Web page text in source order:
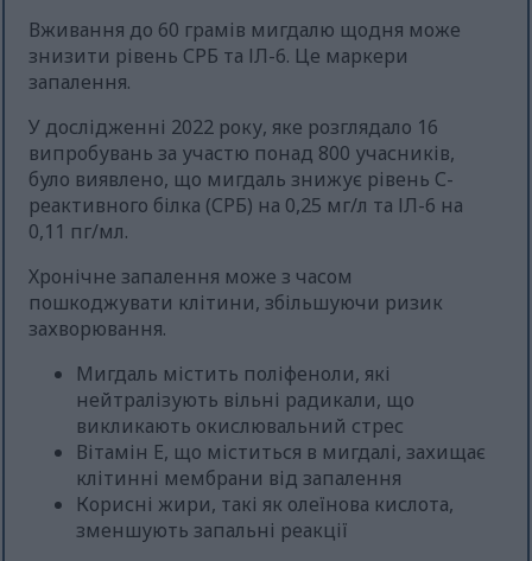
Вживання до 60 грамів мигдалю щодня може
знизити рівень СРБ та ІЛ-6. Це маркери
запалення.
У дослідженні 2022 року, яке розглядало 16
випробувань за участю понад 800 учасників,
було виявлено, що мигдаль знижує рівень С-
реактивного білка (СРБ) на 0,25 мг/л та ІЛ-6 на
0,11 пг/мл.
Хронічне запалення може з часом
пошкоджувати клітини, збільшуючи ризик
захворювання.
Мигдаль містить поліфеноли, які
нейтралізують вільні радикали, що
викликають окислювальний стрес
Вітамін Е, що міститься в мигдалі, захищає
клітинні мембрани від запалення
Корисні жири, такі як олеїнова кислота,
зменшують запальні реакції